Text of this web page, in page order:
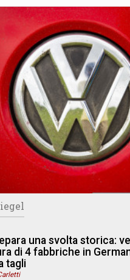
una svolta storica:
di 4 fabbriche in
tagli